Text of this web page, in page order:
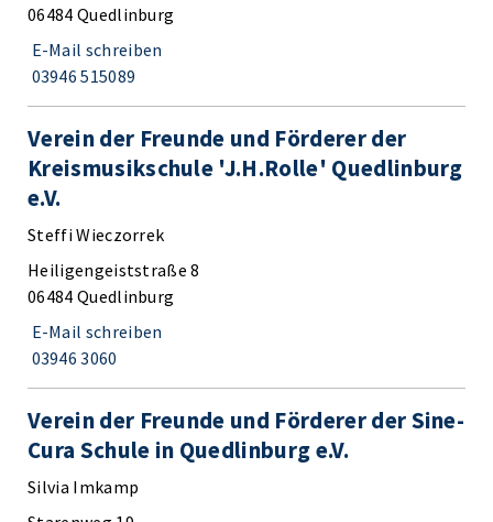
06484 Quedlinburg
E-Mail schreiben
03946 515089
Verein der Freunde und Förderer der
Kreismusikschule 'J.H.Rolle' Quedlinburg
e.V.
Steffi Wieczorrek
Heiligengeiststraße 8
06484 Quedlinburg
E-Mail schreiben
03946 3060
Verein der Freunde und Förderer der Sine-
Cura Schule in Quedlinburg e.V.
Silvia Imkamp